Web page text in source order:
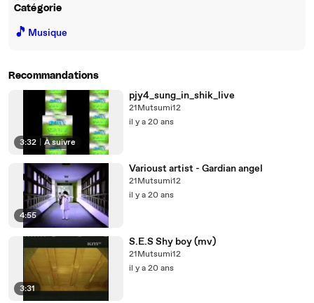
Catégorie
🎵 Musique
Recommandations
3:32 À suivre
pjy4_sung_in_shik_live
21Mutsumi12
il y a 20 ans
4:55
Varioust artist - Gardian angel
21Mutsumi12
il y a 20 ans
3:31
S.E.S Shy boy (mv)
21Mutsumi12
il y a 20 ans